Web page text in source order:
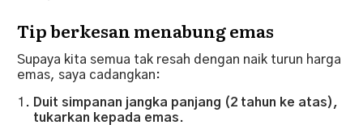
Tip berkesan menabung emas
Supaya kita semua tak resah dengan naik turun harga
emas, saya cadangkan:
Duit simpanan jangka panjang (2 tahun ke atas),
tukarkan kepada emas.